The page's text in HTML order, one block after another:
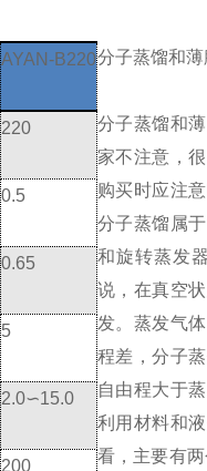
AYAN-B220
220
0.5
0.65
5
2.0∽15.0
200
分子蒸馏和
分子蒸馏和
家不注意，很
购买时应注
分子蒸馏属
和旋转蒸发
说，在真空
发。 蒸发气
程差，分子
自由程大于
利用材料和
看，主要有两